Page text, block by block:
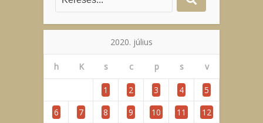
2020. július
h K s c p s v
1 2 3 4
5
6
7 8 9 10 11
12